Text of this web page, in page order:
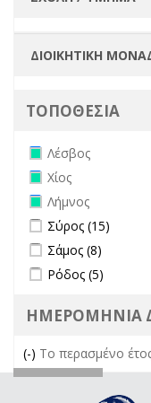
ΤΟΠΟΘΕΣΙΑ
Remove Λέσβος
Λέσβος
Remove Χίος filter
Χίος
Remove Λήμνος
Λήμνος
Apply Σύρος filter
Σύρος (15)
Apply Σάμος filter
Σάμος (8)
Apply Ρόδος filter
Ρόδος (5)
ΗΜΕΡΟΜΗΝΙΑ
(-) Remove Το
Το περασμένο